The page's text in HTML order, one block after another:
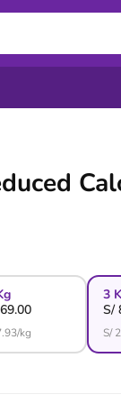
/kg
3
S/
S/